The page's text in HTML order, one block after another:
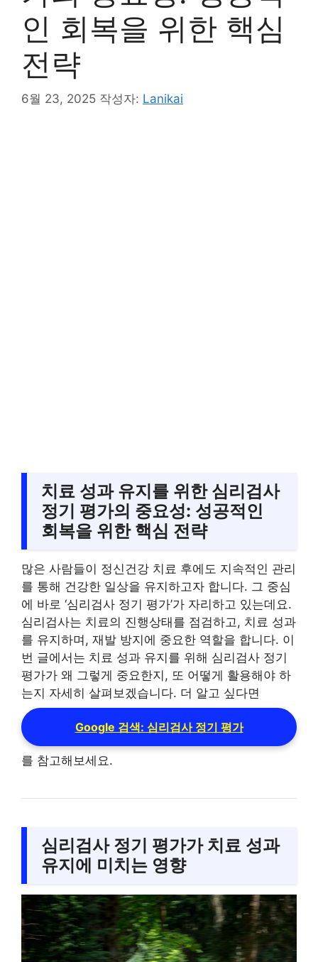
인 회복을 위한 핵심
전략
6월 23, 2025 작성자: Lanikai
치료 성과 유지를 위한 심리검사
정기 평가의 중요성: 성공적인
회복을 위한 핵심 전략
많은 사람들이 정신건강 치료 후에도 지속적인 관리
를 통해 건강한 일상을 유지하고자 합니다. 그 중심
에 바로 ‘심리검사 정기 평가’가 자리하고 있는데요.
심리검사는 치료의 진행상태를 점검하고, 치료 성과
를 유지하며, 재발 방지에 중요한 역할을 합니다. 이
번 글에서는 치료 성과 유지를 위해 심리검사 정기
평가가 왜 그렇게 중요한지, 또 어떻게 활용해야 하
는지 자세히 살펴보겠습니다. 더 알고 싶다면
Google 검색: 심리검사 정기 평가
를 참고해보세요.
심리검사 정기 평가가 치료 성과
유지에 미치는 영향